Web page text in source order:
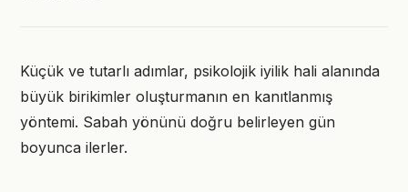
Küçük ve tutarlı adımlar, psikolojik iyilik hali alanında
büyük birikimler oluşturmanın en kanıtlanmış
yöntemi. Sabah yönünü doğru belirleyen gün
boyunca ilerler.